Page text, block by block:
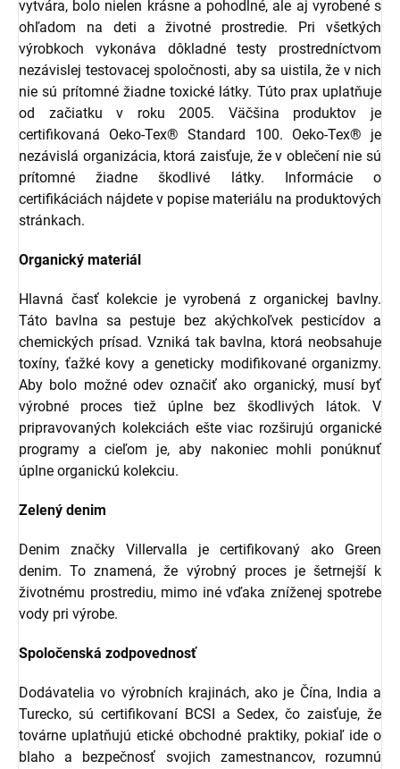
vytvára, bolo nielen krásne a pohodlné, ale aj vyrobené s
ohľadom na deti a životné prostredie. Pri všetkých
výrobkoch vykonáva dôkladné testy prostredníctvom
nezávislej testovacej spoločnosti, aby sa uistila, že v nich
nie sú prítomné žiadne toxické látky. Túto prax uplatňuje
od začiatku v roku 2005. Väčšina produktov je
certifikovaná Oeko-Tex® Standard 100. Oeko-Tex® je
nezávislá organizácia, ktorá zaisťuje, že v oblečení nie sú
prítomné žiadne škodlivé látky. Informácie o
certifikáciách nájdete v popise materiálu na produktových
stránkach.
Organický materiál
Hlavná časť kolekcie je vyrobená z organickej bavlny.
Táto bavlna sa pestuje bez akýchkoľvek pesticídov a
chemických prísad. Vzniká tak bavlna, ktorá neobsahuje
toxíny, ťažké kovy a geneticky modifikované organizmy.
Aby bolo možné odev označiť ako organický, musí byť
výrobné proces tiež úplne bez škodlivých látok. V
pripravovaných kolekciách ešte viac rozširujú organické
programy a cieľom je, aby nakoniec mohli ponúknuť
úplne organickú kolekciu.
Zelený denim
Denim značky Villervalla je certifikovaný ako Green
denim. To znamená, že výrobný proces je šetrnejší k
životnému prostrediu, mimo iné vďaka zníženej spotrebe
vody pri výrobe.
Spoločenská zodpovednosť
Dodávatelia vo výrobních krajinách, ako je Čína, India a
Turecko, sú certifikovaní BCSI a Sedex, čo zaisťuje, že
továrne uplatňujú etické obchodné praktiky, pokiaľ ide o
blaho a bezpečnosť svojich zamestnancov, rozumnú